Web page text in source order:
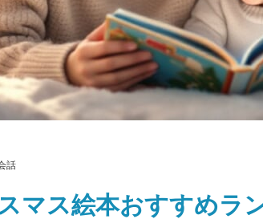
話
マス絵本おすすめラ